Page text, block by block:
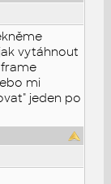
vytáhnout
mi
jeden po